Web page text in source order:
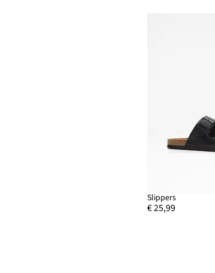
Slippers
€ 25,99